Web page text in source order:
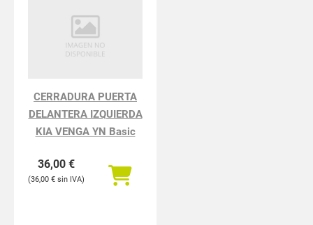
CERRADURA PUERTA
DELANTERA IZQUIERDA
KIA VENGA YN Basic
36,00 €
36,00 €